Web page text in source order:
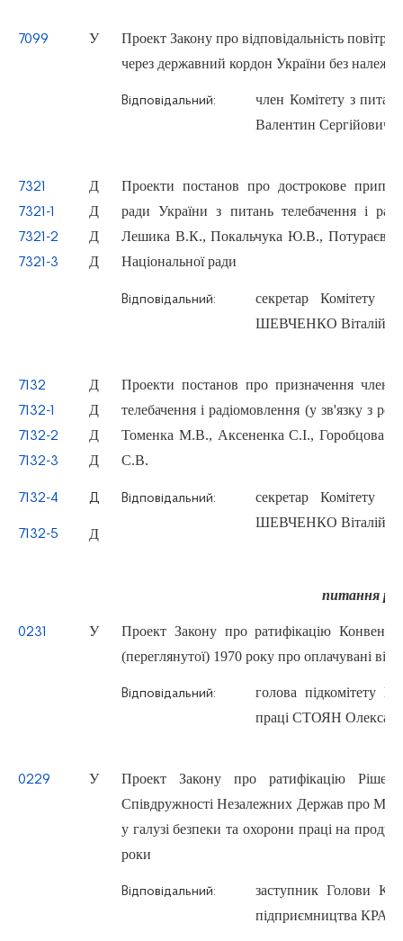
7099 У
Проект Закону про відповідальність
через державний кордон України без
Відповідальний:
член Комітету з
Валентин Сергійович
7321
7321-1
7321-2
7321-3
Д
Д
Д
Д
Проекти постанов про дострокове
ради України з питань телебачення і
Лешика В.К., Покальчука Ю.В., Потураєва
Національної ради
Відповідальний:
секретар Комітету
ШЕВЧЕНКО Віталій
7132
7132-1
7132-2
7132-3
Д
Д
Д
Д
Проекти постанов про призначення
телебачення і радіомовлення (у зв'язку з
Томенка М.В., Аксененка С.І., Горобцова
С.В.
7132-4
7132-5
Д
Д
Відповідальний:
секретар Комітету
ШЕВЧЕНКО Віталій
питання
0231 У
Проект Закону про ратифікацію
(переглянутої) 1970 року про оплачувані
Відповідальний:
голова підкомітету
праці СТОЯН
0229 У
Проект Закону про ратифікацію
Співдружності Незалежних Держав про
у галузі безпеки та охорони праці на
роки
Відповідальний:
заступник Голови
підприємництва